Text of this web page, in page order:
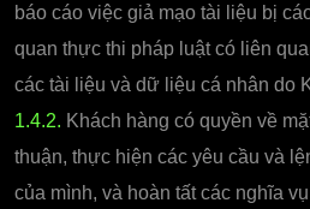
báo cáo việc giả mạo tài liệu bị
quan thực thi pháp luật có liên
các tài liệu và dữ liệu cá nhân do
1.4.2. Khách hàng có quyền về
thuận, thực hiện các yêu cầu và
của mình, và hoàn tất các nghĩa